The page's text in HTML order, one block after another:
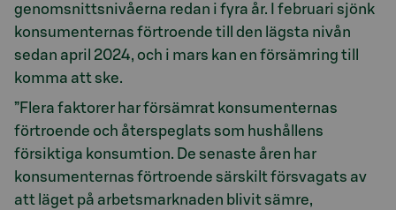
genomsnittsnivåerna redan i fyra år. I februari sjönk
konsumenternas förtroende till den lägsta nivån
sedan april 2024, och i mars kan en försämring till
komma att ske.
”Flera faktorer har försämrat konsumenternas
förtroende och återspeglats som hushållens
försiktiga konsumtion. De senaste åren har
konsumenternas förtroende särskilt försvagats av
att läget på arbetsmarknaden blivit sämre,